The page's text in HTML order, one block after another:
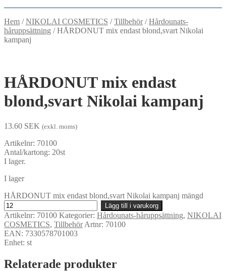
Hem /NIKOLAI COSMETICS /Tillbehör/Hårdounats-
håruppsättning /HÅRDONUT mix endast blond,svart Nikolai
kampanj
HÅRDONUT mix endast
blond,svart Nikolai kampanj
13.60 SEK (exkl. moms)
Artikelnr: 70100
Antal/kartong: 20st
I lager.
I lager
HÅRDONUT mix endast blond,svart Nikolai kampanj mängd
Lägg till i varukorg
Artikelnr: 70100 Kategorier: Hårdounats-håruppsättning, NIKOLAI
COSMETICS, TillbehörArtnr: 70100
EAN: 7330578701003
Enhet: st
Relaterade produkter